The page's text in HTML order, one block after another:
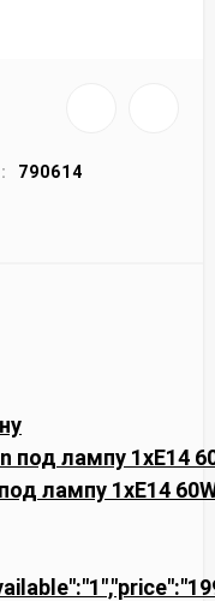
790614
лампу 1xE14